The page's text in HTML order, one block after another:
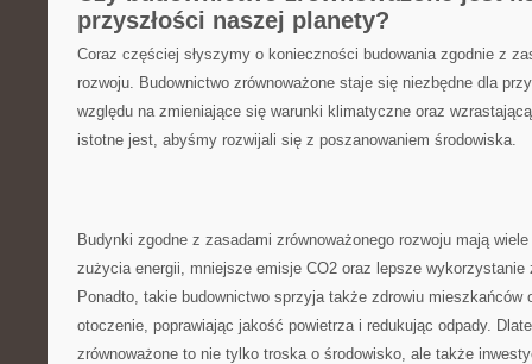
przyszłości naszej planety?
Coraz częściej słyszymy⁤ o konieczności budowania⁤ zgodnie z
rozwoju. Budownictwo zrównoważone staje się niezbędne dla
względu na zmieniające się warunki klimatyczne oraz
⁤istotne jest, abyśmy rozwijali​ się z poszanowaniem​ środowiska.
Budynki zgodne z zasadami zrównoważonego rozwoju mają
zużycia energii, mniejsze emisje CO2 oraz lepsze wykorzystanie
Ponadto, takie budownictwo sprzyja także zdrowiu mieszkańców
otoczenie, poprawiając jakość powietrza i redukując odpady.
⁤zrównoważone​ to nie tylko troska o środowisko, ale także